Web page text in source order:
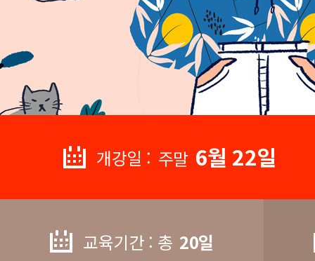
개강일 : 주말 6월 22일
교육기간 : 총 20일